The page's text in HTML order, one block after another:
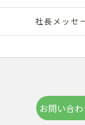
お問い合
社長メッセ
© 2026 兵庫県神戸